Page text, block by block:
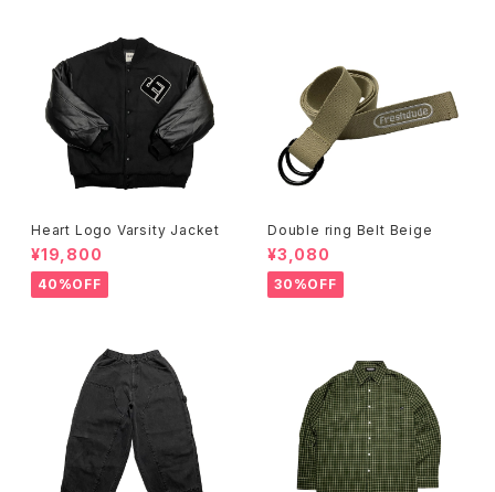
Heart Logo Varsity Jacket
¥19,800
40%OFF
Double ring Belt Beige
¥3,080
30%OFF